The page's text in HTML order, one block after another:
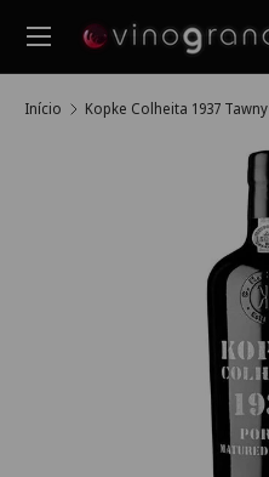
Ir para o conteúdo
Pesquisar
Menu
Início Kopke Colheita 1937 Tawny